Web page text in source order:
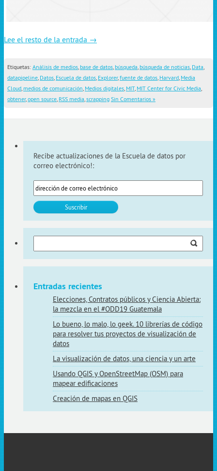
Lee el resto de la entrada →
Etiquetas: Análisis de medios, base de datos, búsqueda, búsqueda de noticias, Data,
datapipeline, Datos, Escuela de datos, Explorer,fuente de datos, Harvard, Media
Cloud, medios de comunicación, Medios digitales, MIT, MIT Center for Civic Media,
obtener,open source, RSS media,scrapping Sin Comentarios »
Recibe actualizaciones de la Escuela de datos por
correo electrónico!:
Entradas recientes
Elecciones, Contratos públicos y Ciencia Abierta:
la mezcla en el #ODD19 Guatemala
Lo bueno, lo malo, lo geek. 10 librerías de código
para resolver tus proyectos de visualización de
datos
La visualización de datos, una ciencia y un arte
Usando QGIS y OpenStreetMap (OSM) para
mapear edificaciones
Creación de mapas en QGIS